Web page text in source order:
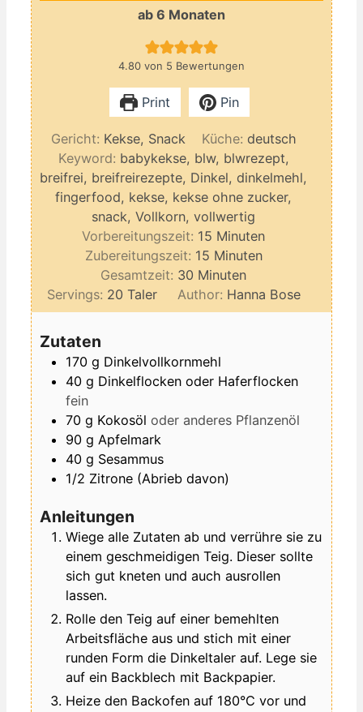
ab 6 Monaten
4.80 von 5 Bewertungen
Print Pin
Gericht: Kekse, Snack Küche: deutsch
Keyword: babykekse, blw, blwrezept,
breifrei, breifreirezepte, Dinkel, dinkelmehl,
fingerfood, kekse, kekse ohne zucker,
snack, Vollkorn, vollwertig
Vorbereitungszeit: 15 Minuten
Minuten
Zubereitungszeit: 15Minuten
Minuten
Gesamtzeit: 30 Minuten
Minuten
Servings: 20 Taler Author: Hanna Bose
Zutaten
170 g Dinkelvollkornmehl
40 g Dinkelflocken oder Haferflocken
fein
70 g Kokosöl oder anderes Pflanzenöl
90 g Apfelmark
40 g Sesammus
1/2 Zitrone (Abrieb davon)
Anleitungen
Wiege alle Zutaten ab und verrühre sie zu
einem geschmeidigen Teig. Dieser sollte
sich gut kneten und auch ausrollen
lassen.
Rolle den Teig auf einer bemehlten
Arbeitsfläche aus und stich mit einer
runden Form die Dinkeltaler auf. Lege sie
auf ein Backblech mit Backpapier.
Heize den Backofen auf 180°C vor und